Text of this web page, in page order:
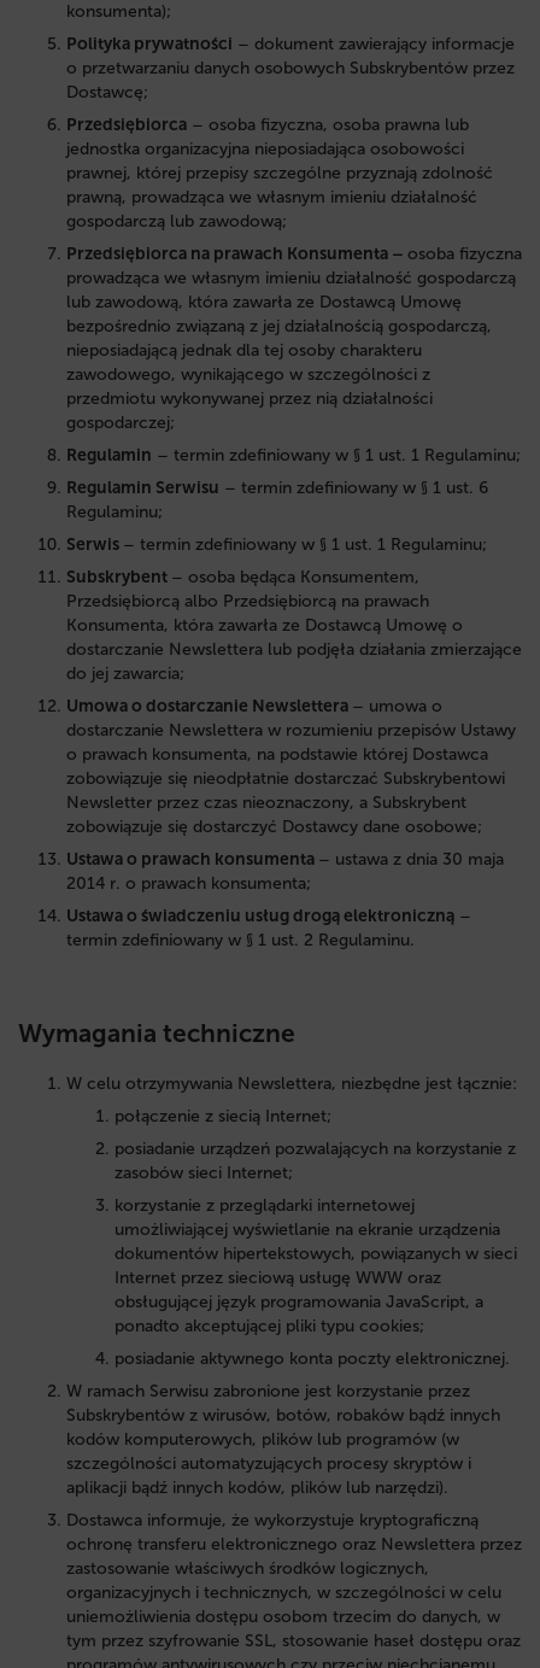
konsumenta);
Polityka prywatności – dokument zawierający informacje
o przetwarzaniu danych osobowych Subskrybentów przez
Dostawcę;
Przedsiębiorca – osoba fizyczna, osoba prawna lub
jednostka organizacyjna nieposiadająca osobowości
prawnej, której przepisy szczególne przyznają zdolność
prawną, prowadząca we własnym imieniu działalność
gospodarczą lub zawodową;
Przedsiębiorca na prawach Konsumenta – osoba fizyczna
prowadząca we własnym imieniu działalność gospodarczą
lub zawodową, która zawarła ze Dostawcą Umowę
bezpośrednio związaną z jej działalnością gospodarczą,
nieposiadającą jednak dla tej osoby charakteru
zawodowego, wynikającego w szczególności z
przedmiotu wykonywanej przez nią działalności
gospodarczej;
Regulamin – termin zdefiniowany w § 1 ust. 1 Regulaminu;
Regulamin Serwisu – termin zdefiniowany w § 1 ust. 6
Regulaminu;
Serwis – termin zdefiniowany w § 1 ust. 1 Regulaminu;
Subskrybent – osoba będąca Konsumentem,
Przedsiębiorcą albo Przedsiębiorcą na prawach
Konsumenta, która zawarła ze Dostawcą Umowę o
dostarczanie Newslettera lub podjęła działania zmierzające
do jej zawarcia;
Umowa o dostarczanie Newslettera – umowa o
dostarczanie Newslettera w rozumieniu przepisów Ustawy
o prawach konsumenta, na podstawie której Dostawca
zobowiązuje się nieodpłatnie dostarczać Subskrybentowi
Newsletter przez czas nieoznaczony, a Subskrybent
zobowiązuje się dostarczyć Dostawcy dane osobowe;
Ustawa o prawach konsumenta – ustawa z dnia 30 maja
2014 r. o prawach konsumenta;
Ustawa o świadczeniu usług drogą elektroniczną –
termin zdefiniowany w § 1 ust. 2 Regulaminu.
Wymagania techniczne
W celu otrzymywania Newslettera, niezbędne jest łącznie:
połączenie z siecią Internet;
posiadanie urządzeń pozwalających na korzystanie z
zasobów sieci Internet;
korzystanie z przeglądarki internetowej
umożliwiającej wyświetlanie na ekranie urządzenia
dokumentów hipertekstowych, powiązanych w sieci
Internet przez sieciową usługę WWW oraz
obsługującej język programowania JavaScript, a
ponadto akceptującej pliki typu cookies;
posiadanie aktywnego konta poczty elektronicznej.
W ramach Serwisu zabronione jest korzystanie przez
Subskrybentów z wirusów, botów, robaków bądź innych
kodów komputerowych, plików lub programów (w
szczególności automatyzujących procesy skryptów i
aplikacji bądź innych kodów, plików lub narzędzi).
Dostawca informuje, że wykorzystuje kryptograficzną
ochronę transferu elektronicznego oraz Newslettera przez
zastosowanie właściwych środków logicznych,
organizacyjnych i technicznych, w szczególności w celu
uniemożliwienia dostępu osobom trzecim do danych, w
tym przez szyfrowanie SSL, stosowanie haseł dostępu oraz